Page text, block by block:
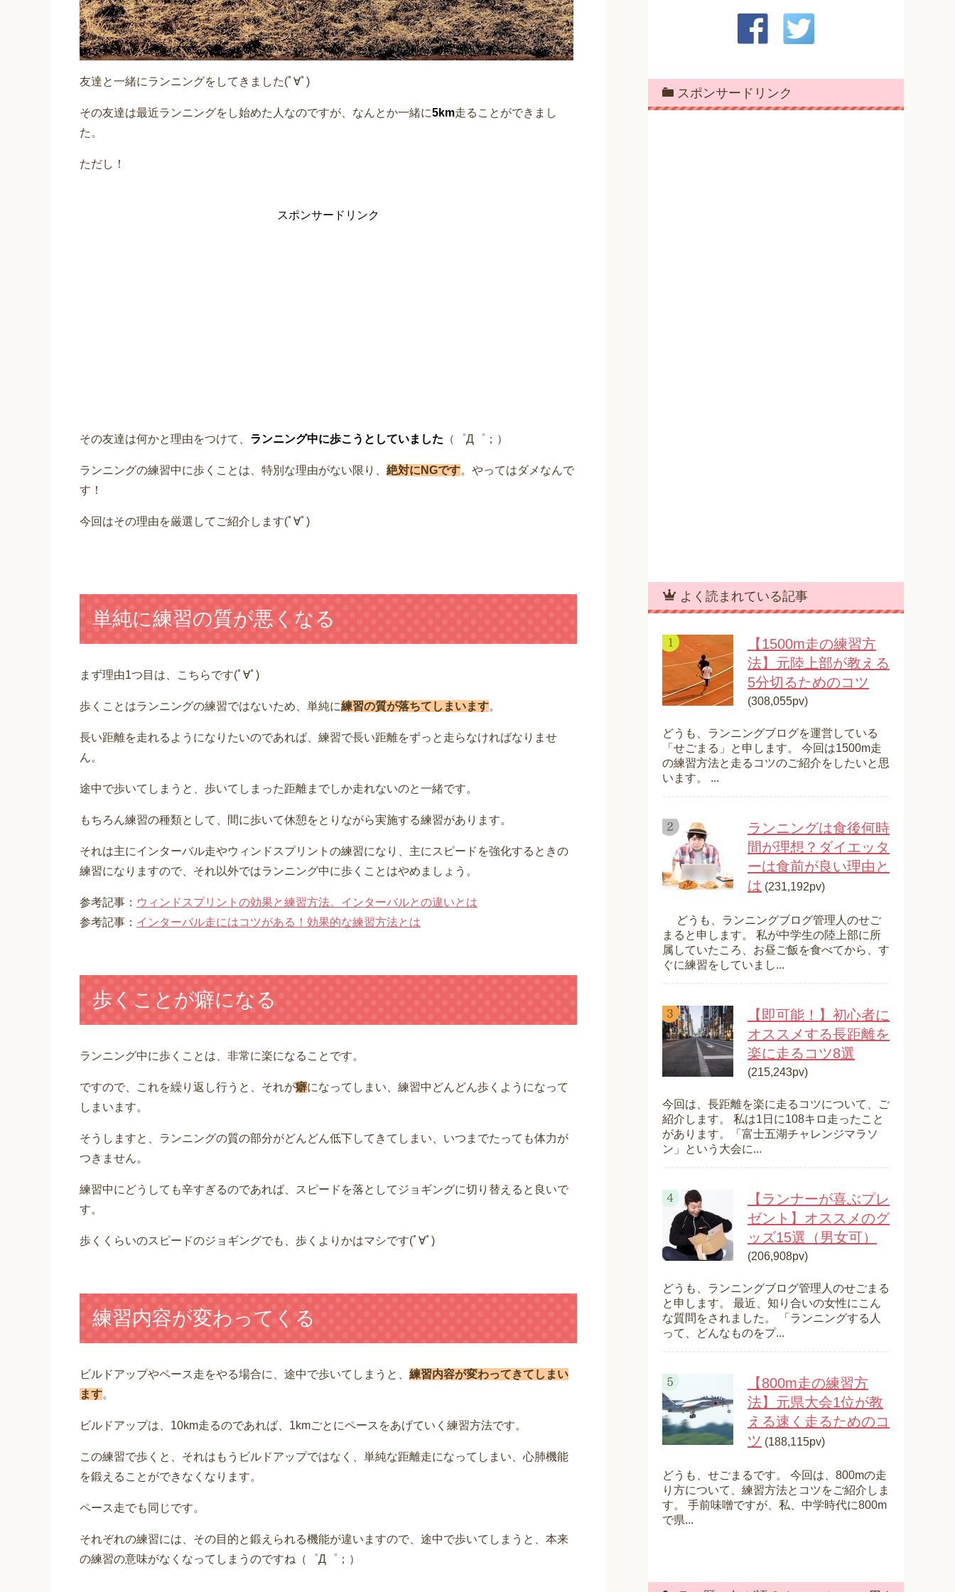
友達と一緒にランニングをしてきました(ﾟ∀ﾟ)
その友達は最近ランニングをし始めた人なのですが、なんとか一緒に5km走ることができまし
た。
ただし！
スポンサードリンク
その友達は何かと理由をつけて、 ランニング中に歩こうとしていました （゜Д゜；）
ランニングの練習中に歩くことは、特別な理由がない限り、 絶対にNGです。やってはダメなんで
す！
今回はその理由を厳選してご紹介します(ﾟ∀ﾟ)
単純に練習の質が悪くなる
まず理由1つ目は、こちらです(ﾟ∀ﾟ)
歩くことはランニングの練習ではないため、単純に練習の質が落ちてしまいます。
長い距離を走れるようになりたいのであれば、練習で長い距離をずっと走らなければなりませ
ん。
途中で歩いてしまうと、歩いてしまった距離までしか走れないのと一緒です。
もちろん練習の種類として、間に歩いて休憩をとりながら実施する練習があります。
それは主にインターバル走やウィンドスプリントの練習になり、主にスピードを強化するときの
練習になりますので、それ以外ではランニング中に歩くことはやめましょう。
参考記事： ウィンドスプリントの効果と練習方法。インターバルとの違いとは
参考記事： インターバル走にはコツがある！効果的な練習方法とは
歩くことが癖になる
ランニング中に歩くことは、非常に楽になることです。
ですので、これを繰り返し行うと、それが癖になってしまい、練習中どんどん歩くようになって
しまいます。
そうしますと、ランニングの質の部分がどんどん低下してきてしまい、いつまでたっても体力が
つきません。
練習中にどうしても辛すぎるのであれば、スピードを落としてジョギングに切り替えると良いで
す。
歩くくらいのスピードのジョギングでも、歩くよりかはマシです(ﾟ∀ﾟ)
練習内容が変わってくる
ビルドアップやペース走をやる場合に、途中で歩いてしまうと、 練習内容が変わってきてしまい
ます。
ビルドアップは、10km走るのであれば、1kmごとにペースをあげていく練習方法です。
この練習で歩くと、それはもうビルドアップではなく、単純な距離走になってしまい、心肺機能
を鍛えることができなくなります。
ペース走でも同じです。
それぞれの練習には、その目的と鍛えられる機能が違いますので、途中で歩いてしまうと、本来
の練習の意味がなくなってしまうのですね（゜Д゜；）
スポンサードリンク
よく読まれている記事
【1500m走の練習方
法】元陸上部が教える
5分切るためのコツ
(308,055pv)
どうも、ランニングブログを運営している
「せごまる」と申します。 今回は1500m走
の練習方法と走るコツのご紹介をしたいと思
います。 ...
ランニングは食後何時
間が理想？ダイエッタ
ーは食前が良い理由と
は (231,192pv)
どうも、ランニングブログ管理人のせご
まると申します。 私が中学生の陸上部に所
属していたころ、お昼ご飯を食べてから、す
ぐに練習をしていまし...
【即可能！】初心者に
オススメする長距離を
楽に走るコツ8選
(215,243pv)
今回は、長距離を楽に走るコツについて、ご
紹介します。 私は1日に108キロ走ったこと
があります。「富士五湖チャレンジマラソ
ン」という大会に...
【ランナーが喜ぶプレ
ゼント】オススメのグ
ッズ15選（男女可）
(206,908pv)
どうも、ランニングブログ管理人のせごまる
と申します。 最近、知り合いの女性にこん
な質問をされました。 「ランニングする人
って、どんなものをプ...
【800m走の練習方
法】元県大会1位が教
える速く走るためのコ
ツ (188,115pv)
どうも、せごまるです。 今回は、800mの走
り方について、練習方法とコツをご紹介しま
す。 手前味噌ですが、私、中学時代に800m
で県...